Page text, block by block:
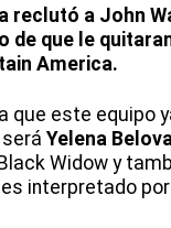
reclutó a John
de que le
America.
que este equipo
Yelena
Widow y
interpretado